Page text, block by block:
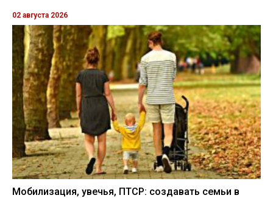
02 августа 2026
Мобилизация, увечья, ПТСР: создавать семьи в